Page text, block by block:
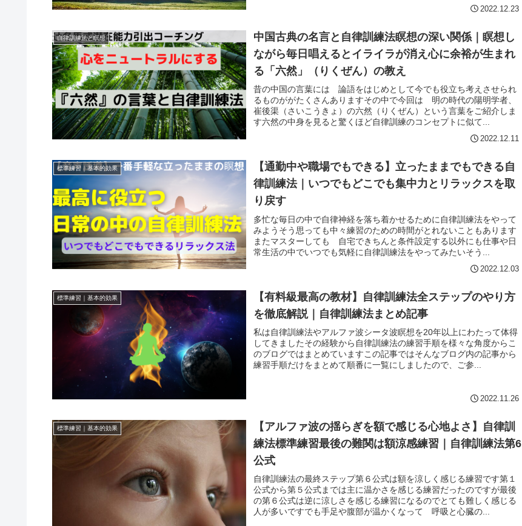
2022.12.23
自律訓練法と瞑想
中国古典の名言と自律訓練法瞑想の深い関係｜瞑想し
ながら毎日唱えるとイライラが消え心に余裕が生まれ
る「六然」（りくぜん）の教え
昔の中国の言葉には 論語をはじめとして今でも役立ち考えさせられ
るものががたくさんありますその中で今回は 明の時代の陽明学者、
崔後渠（さいこうきょ）の六然（りくぜん）という言葉をご紹介しま
す六然の中身を見ると驚くほど自律訓練のコンセプトに似て...
2022.12.11
標準練習｜基本的効果
【通勤中や職場でもできる】立ったままでもできる自
律訓練法｜いつでもどこでも集中力とリラックスを取
り戻す
多忙な毎日の中で自律神経を落ち着かせるために自律訓練法をやって
みようそう思っても中々練習のための時間がとれないこともあります
またマスターしても 自宅できちんと条件設定する以外にも仕事や日
常生活の中でいつでも気軽に自律訓練法をやってみたいそう...
2022.12.03
標準練習｜基本的効果
【有料級最高の教材】自律訓練法全ステップのやり方
を徹底解説｜自律訓練法まとめ記事
私は自律訓練法やアルファ波シータ波瞑想を20年以上にわたって体得
してきましたその経験から自律訓練法の練習手順を様々な角度からこ
のブログではまとめていますこの記事ではそんなブログ内の記事から
練習手順だけをまとめて順番に一覧にしましたので、ご参...
2022.11.26
標準練習｜基本的効果
【アルファ波の揺らぎを額で感じる心地よさ】自律訓
練法標準練習最後の難関は額涼感練習｜自律訓練法第6
公式
自律訓練法の最終ステップ第６公式は額を涼しく感じる練習です第１
公式から第５公式までは主に温かさを感じる練習だったのですが最後
の第６公式は逆に涼しさを感じる練習になるのでとても難しく感じる
人が多いですでも手足や腹部が温かくなって 呼吸と心臓の...